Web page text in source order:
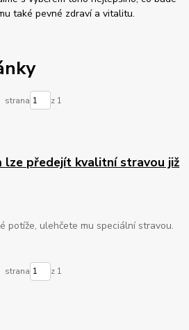
také pevné zdraví a vitalitu.
strana z 1
lze předejít kvalitní stravou již
potíže, ulehčete mu speciální stravou.
strana z 1